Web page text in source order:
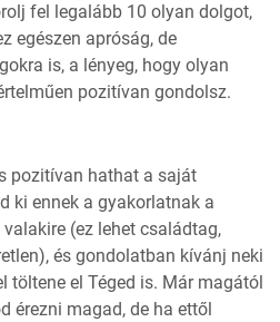
fel legalább 10 olyan dolgot,
egészen apróság, de
is, a lényeg, hogy olyan
pozitívan gondolsz.
pozitívan hathat a saját
ki ennek a gyakorlatnak a
(ez lehet családtag,
és gondolatban kívánj neki
el Téged is. Már magától
érezni magad, de ha ettől